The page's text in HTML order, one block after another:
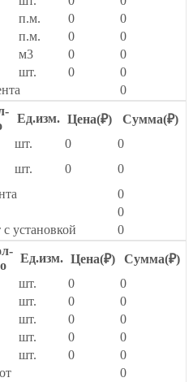
п.м. 0
0
п.м. 0
0
м3 0
0
шт. 0
0
0
Ед.изм. Цена(₽) Сумма(₽)
шт. 0
0
шт. 0
0
0
0
установкой
0
Ед.изм. Цена(₽) Сумма(₽)
шт. 0
0
шт. 0
0
шт. 0
0
шт. 0
0
шт. 0
0
0